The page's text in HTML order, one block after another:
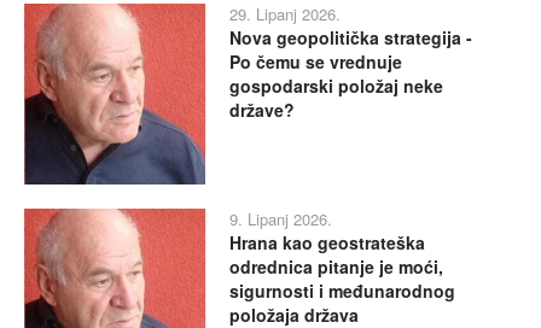
29. Lipanj 2026.
Nova geopolitička strategija -
Po čemu se vrednuje
gospodarski položaj neke
države?
9. Lipanj 2026.
Hrana kao geostrateška
odrednica pitanje je moći,
sigurnosti i međunarodnog
položaja država